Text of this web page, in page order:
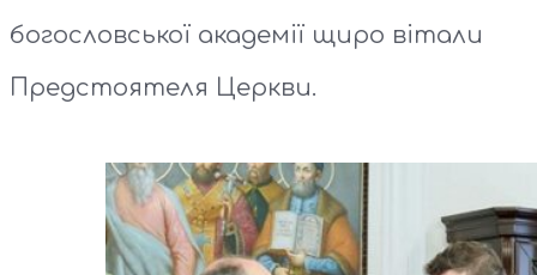
богословської академії щиро вітали
Предстоятеля Церкви.